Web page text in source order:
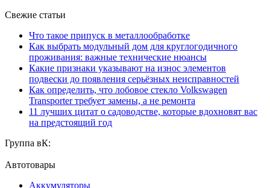
Свежие статьи
Что такое припуск в металлообработке
Как выбрать модульный дом для круглогодичного
проживания: важные технические нюансы
Какие признаки указывают на износ элементов
подвески до появления серьёзных неисправностей
Как определить, что лобовое стекло Volkswagen
Transporter требует замены, а не ремонта
11 лучших цитат о садоводстве, которые вдохновят вас
на предстоящий год
Группа вК:
Автотовары
Аккумуляторы